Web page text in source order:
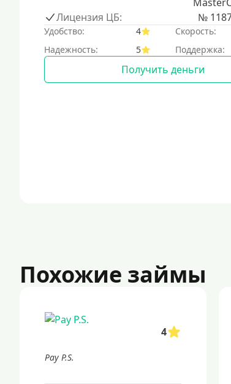
Лицензия ЦБ:
№
Удобство: 4 Скорость:
Надежность:
5 Поддержка:
Получить деньги
Похожие займы
4
Pay P.S.